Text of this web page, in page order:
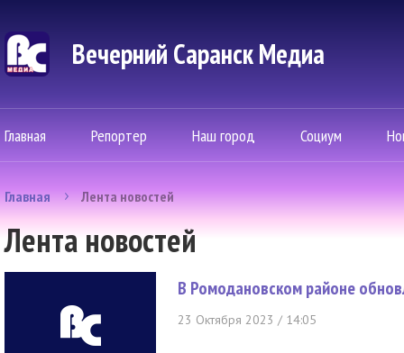
Вечерний Саранск Mедиа
Главная Репортер Наш город Социум
Главная Лента новостей
Лента новостей
В Ромодановском районе
23 Октября 2023 / 14:05